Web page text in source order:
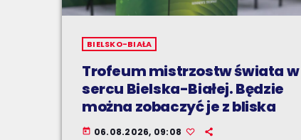
BIELSKO-BIAŁA
Trofeum mistrzostw świata w
sercu Bielska-Białej. Będzie
można zobaczyć je z bliska
today 06.08.2026, 09:08